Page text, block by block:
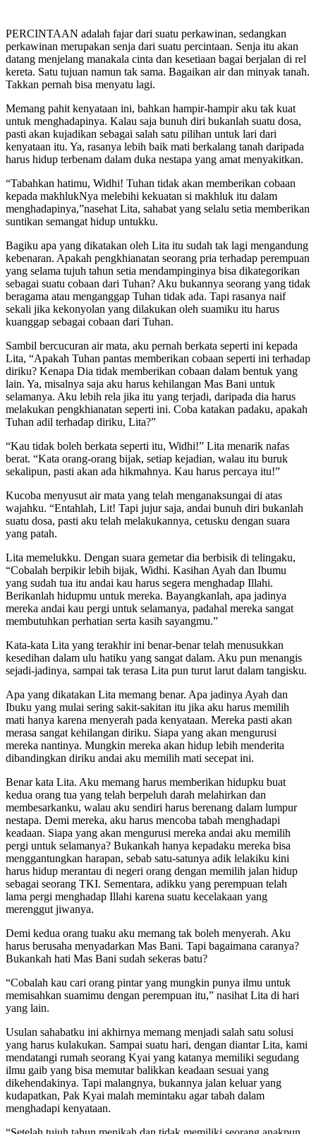
PERCINTAAN adalah fajar dari suatu perkawinan, sedangkan
perkawinan merupakan senja dari suatu percintaan. Senja itu akan
datang menjelang manakala cinta dan kesetiaan bagai berjalan di rel
kereta. Satu tujuan namun tak sama. Bagaikan air dan minyak tanah.
Takkan pernah bisa menyatu lagi.
Memang pahit kenyataan ini, bahkan hampir-hampir aku tak kuat
untuk menghadapinya. Kalau saja bunuh diri bukanlah suatu dosa,
pasti akan kujadikan sebagai salah satu pilihan untuk lari dari
kenyataan itu. Ya, rasanya lebih baik mati berkalang tanah daripada
harus hidup terbenam dalam duka nestapa yang amat menyakitkan.
“Tabahkan hatimu, Widhi! Tuhan tidak akan memberikan cobaan
kepada makhlukNya melebihi kekuatan si makhluk itu dalam
menghadapinya,”nasehat Lita, sahabat yang selalu setia memberikan
suntikan semangat hidup untukku.
Bagiku apa yang dikatakan oleh Lita itu sudah tak lagi mengandung
kebenaran. Apakah pengkhianatan seorang pria terhadap perempuan
yang selama tujuh tahun setia mendampinginya bisa dikategorikan
sebagai suatu cobaan dari Tuhan? Aku bukannya seorang yang tidak
beragama atau menganggap Tuhan tidak ada. Tapi rasanya naif
sekali jika kekonyolan yang dilakukan oleh suamiku itu harus
kuanggap sebagai cobaan dari Tuhan.
Sambil bercucuran air mata, aku pernah berkata seperti ini kepada
Lita, “Apakah Tuhan pantas memberikan cobaan seperti ini terhadap
diriku? Kenapa Dia tidak memberikan cobaan dalam bentuk yang
lain. Ya, misalnya saja aku harus kehilangan Mas Bani untuk
selamanya. Aku lebih rela jika itu yang terjadi, daripada dia harus
melakukan pengkhianatan seperti ini. Coba katakan padaku, apakah
Tuhan adil terhadap diriku, Lita?”
“Kau tidak boleh berkata seperti itu, Widhi!” Lita menarik nafas
berat. “Kata orang-orang bijak, setiap kejadian, walau itu buruk
sekalipun, pasti akan ada hikmahnya. Kau harus percaya itu!”
Kucoba menyusut air mata yang telah menganaksungai di atas
wajahku. “Entahlah, Lit! Tapi jujur saja, andai bunuh diri bukanlah
suatu dosa, pasti aku telah melakukannya, cetusku dengan suara
yang patah.
Lita memelukku. Dengan suara gemetar dia berbisik di telingaku,
“Cobalah berpikir lebih bijak, Widhi. Kasihan Ayah dan Ibumu
yang sudah tua itu andai kau harus segera menghadap Illahi.
Berikanlah hidupmu untuk mereka. Bayangkanlah, apa jadinya
mereka andai kau pergi untuk selamanya, padahal mereka sangat
membutuhkan perhatian serta kasih sayangmu.”
Kata-kata Lita yang terakhir ini benar-benar telah menusukkan
kesedihan dalam ulu hatiku yang sangat dalam. Aku pun menangis
sejadi-jadinya, sampai tak terasa Lita pun turut larut dalam tangisku.
Apa yang dikatakan Lita memang benar. Apa jadinya Ayah dan
Ibuku yang mulai sering sakit-sakitan itu jika aku harus memilih
mati hanya karena menyerah pada kenyataan. Mereka pasti akan
merasa sangat kehilangan diriku. Siapa yang akan mengurusi
mereka nantinya. Mungkin mereka akan hidup lebih menderita
dibandingkan diriku andai aku memilih mati secepat ini.
Benar kata Lita. Aku memang harus memberikan hidupku buat
kedua orang tua yang telah berpeluh darah melahirkan dan
membesarkanku, walau aku sendiri harus berenang dalam lumpur
nestapa. Demi mereka, aku harus mencoba tabah menghadapi
keadaan. Siapa yang akan mengurusi mereka andai aku memilih
pergi untuk selamanya? Bukankah hanya kepadaku mereka bisa
menggantungkan harapan, sebab satu-satunya adik lelakiku kini
harus hidup merantau di negeri orang dengan memilih jalan hidup
sebagai seorang TKI. Sementara, adikku yang perempuan telah
lama pergi menghadap Illahi karena suatu kecelakaan yang
merenggut jiwanya.
Demi kedua orang tuaku aku memang tak boleh menyerah. Aku
harus berusaha menyadarkan Mas Bani. Tapi bagaimana caranya?
Bukankah hati Mas Bani sudah sekeras batu?
“Cobalah kau cari orang pintar yang mungkin punya ilmu untuk
memisahkan suamimu dengan perempuan itu,” nasihat Lita di hari
yang lain.
Usulan sahabatku ini akhirnya memang menjadi salah satu solusi
yang harus kulakukan. Sampai suatu hari, dengan diantar Lita, kami
mendatangi rumah seorang Kyai yang katanya memiliki segudang
ilmu gaib yang bisa memutar balikkan keadaan sesuai yang
dikehendakinya. Tapi malangnya, bukannya jalan keluar yang
kudapatkan, Pak Kyai malah memintaku agar tabah dalam
menghadapi kenyataan.